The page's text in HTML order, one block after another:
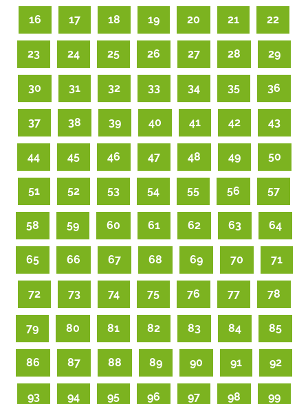
16 17 18 19 20 21 22
23 24 25 26 27 28 29
30 31 32 33 34 35 36
37 38 39 40 41 42 43
44 45 46 47 48 49 50
51 52 53 54 55 56 57
58 59 60 61 62 63 64
65 66 67 68 69 70 71
72 73 74 75 76 77 78
79 80 81 82 83 84 85
86 87 88 89 90 91 92
93 94 95 96 97 98 99